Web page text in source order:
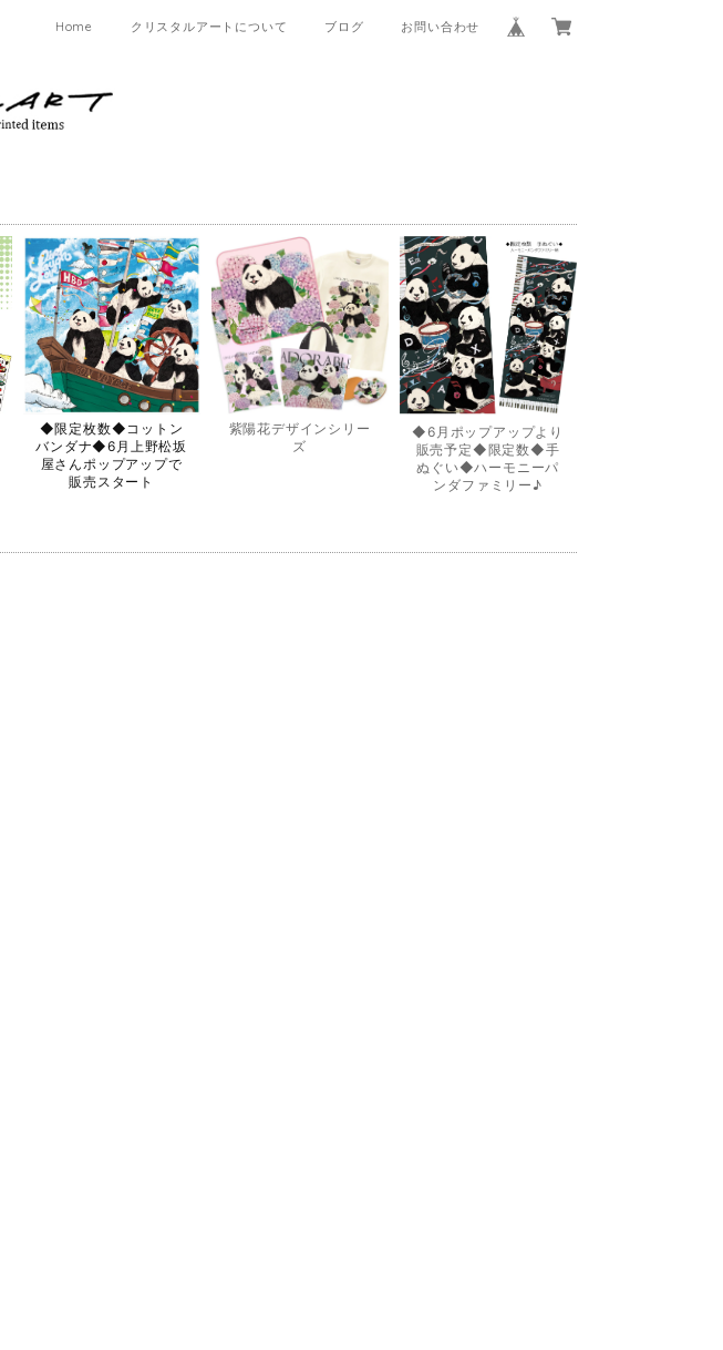
Home クリスタルアートについて ブログ お問い合わせ
◆限定枚数◆コットン
バンダナ◆6月上野松坂
屋さんポップアップで
販売スタート
紫陽花デザインシリー
ズ
◆6月ポップアップより
販売予定◆限定数◆手
ぬぐい◆ハーモニーパ
ンダファミリー♪